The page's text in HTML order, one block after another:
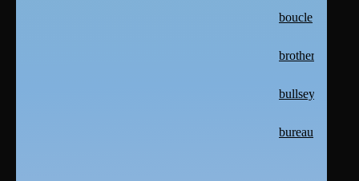
boucle
brother
bullseye
bureau